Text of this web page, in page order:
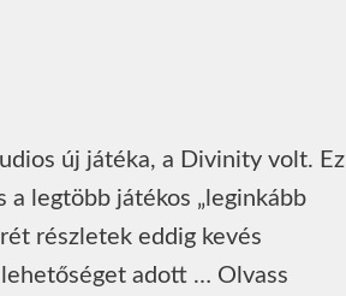
új játéka, a Divinity volt. Ez
a legtöbb játékos „leginkább
részletek eddig kevés
adott … Olvass